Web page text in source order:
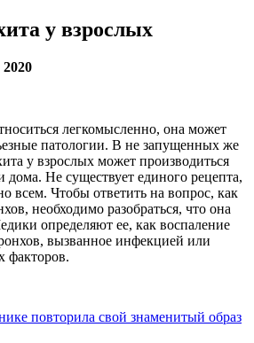
у взрослых
легкомысленно, она может
патологии. В не запущенных же
у взрослых может производиться
дома. Не существует единого рецепта,
всем. Чтобы ответить на вопрос, как
необходимо разобраться, что она
определяют ее, как воспаление
вызванное инфекцией или
факторов.
повторила свой знаменитый образ